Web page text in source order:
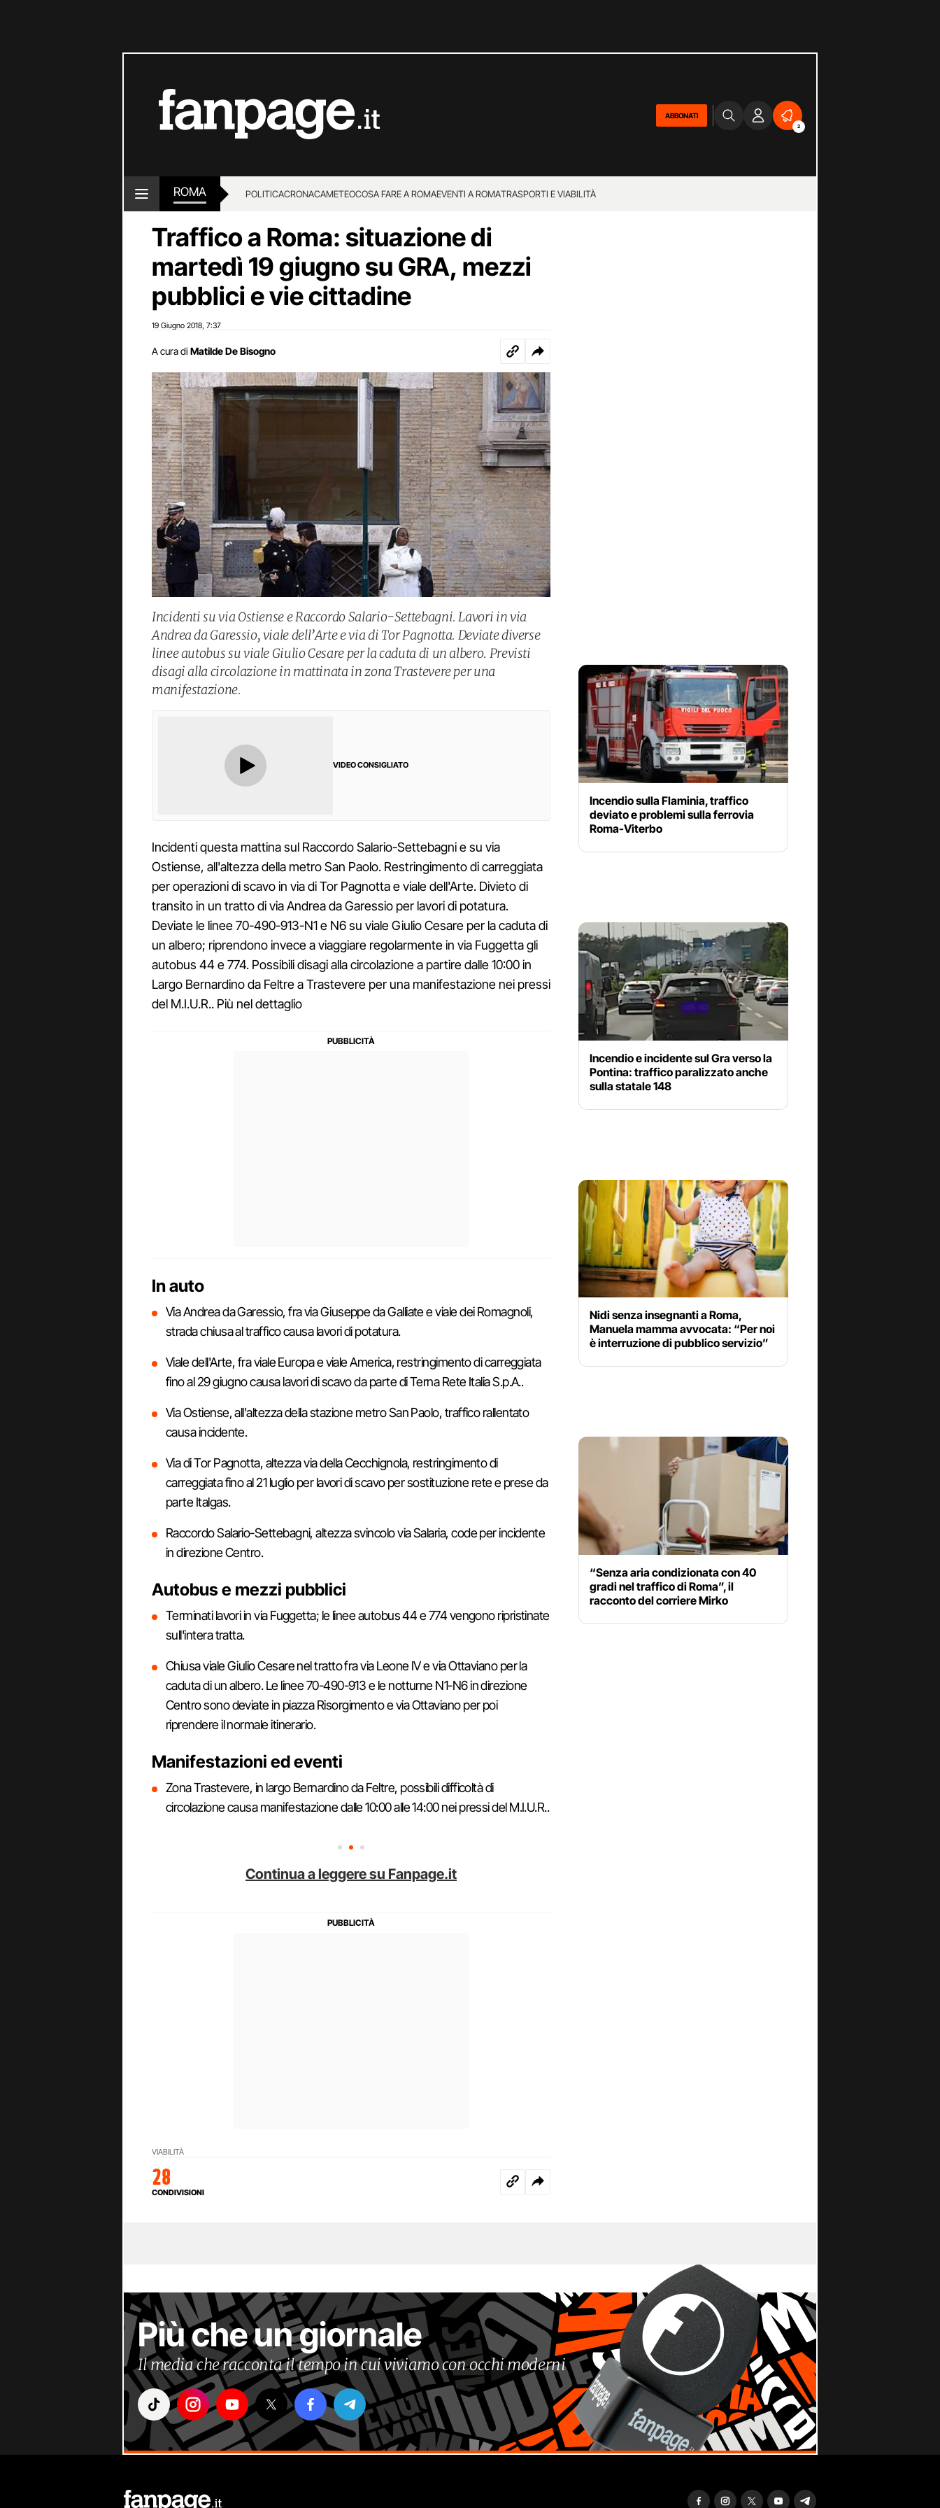
ABBONATI
2
ROMA POLITICACRONACAMETEOCOSA FARE A ROMAEVENTI A ROMATRASPORTI E VIABILITÀ
Traffico a Roma: situazione di
martedì 19 giugno su GRA, mezzi
pubblici e vie cittadine
19 Giugno 2018 7:37
A cura di Matilde De Bisogno
Incidenti su via Ostiense e Raccordo Salario-Settebagni. Lavori in via
Andrea da Garessio, viale dell’Arte e via di Tor Pagnotta. Deviate diverse
linee autobus su viale Giulio Cesare per la caduta di un albero. Previsti
disagi alla circolazione in mattinata in zona Trastevere per una
manifestazione.
VIDEO CONSIGLIATO
Incidenti questa mattina sul Raccordo Salario-Settebagni e su via
Ostiense, all'altezza della metro San Paolo. Restringimento di carreggiata
per operazioni di scavo in via di Tor Pagnotta e viale dell'Arte. Divieto di
transito in un tratto di via Andrea da Garessio per lavori di potatura.
Deviate le linee 70-490-913-N1 e N6 su viale Giulio Cesare per la caduta di
un albero; riprendono invece a viaggiare regolarmente in via Fuggetta gli
autobus 44 e 774. Possibili disagi alla circolazione a partire dalle 10:00 in
Largo Bernardino da Feltre a Trastevere per una manifestazione nei pressi
del M.I.U.R.. Più nel dettaglio
In auto
Via Andrea da Garessio, fra via Giuseppe da Galliate e viale dei Romagnoli,
strada chiusa al traffico causa lavori di potatura.
Viale dell'Arte, fra viale Europa e viale America, restringimento di carreggiata
fino al 29 giugno causa lavori di scavo da parte di Terna Rete Italia S.p.A..
Via Ostiense, all'altezza della stazione metro San Paolo, traffico rallentato
causa incidente.
Via di Tor Pagnotta, altezza via della Cecchignola, restringimento di
carreggiata fino al 21 luglio per lavori di scavo per sostituzione rete e prese da
parte Italgas.
Raccordo Salario-Settebagni, altezza svincolo via Salaria, code per incidente
in direzione Centro.
Autobus e mezzi pubblici
Terminati lavori in via Fuggetta; le linee autobus 44 e 774 vengono ripristinate
sull'intera tratta.
Chiusa viale Giulio Cesare nel tratto fra via Leone IV e via Ottaviano per la
caduta di un albero. Le linee 70-490-913 e le notturne N1-N6 in direzione
Centro sono deviate in piazza Risorgimento e via Ottaviano per poi
riprendere il normale itinerario.
Manifestazioni ed eventi
Zona Trastevere, in largo Bernardino da Feltre, possibili difficoltà di
circolazione causa manifestazione dalle 10:00 alle 14:00 nei pressi del M.I.U.R..
Continua a leggere su Fanpage.it
VIABILITÀ
28
CONDIVISIONI
Incendio sulla Flaminia, traffico
deviato e problemi sulla ferrovia
Roma-Viterbo
Incendio e incidente sul Gra verso la
Pontina: traffico paralizzato anche
sulla statale 148
Nidi senza insegnanti a Roma,
Manuela mamma avvocata: “Per noi
è interruzione di pubblico servizio”
“Senza aria condizionata con 40
gradi nel traffico di Roma”, il
racconto del corriere Mirko
Più che un giornale
Il media che racconta il tempo in cui viviamo con occhi moderni